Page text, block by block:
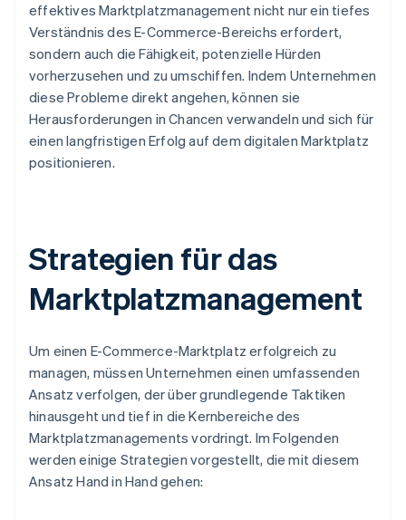
effektives Marktplatzmanagement nicht nur ein tiefes
Verständnis des E-Commerce-Bereichs erfordert,
sondern auch die Fähigkeit, potenzielle Hürden
vorherzusehen und zu umschiffen. Indem Unternehmen
diese Probleme direkt angehen, können sie
Herausforderungen in Chancen verwandeln und sich für
einen langfristigen Erfolg auf dem digitalen Marktplatz
positionieren.
Strategien für das
Marktplatzmanagement
Um einen E-Commerce-Marktplatz erfolgreich zu
managen, müssen Unternehmen einen umfassenden
Ansatz verfolgen, der über grundlegende Taktiken
hinausgeht und tief in die Kernbereiche des
Marktplatzmanagements vordringt. Im Folgenden
werden einige Strategien vorgestellt, die mit diesem
Ansatz Hand in Hand gehen: